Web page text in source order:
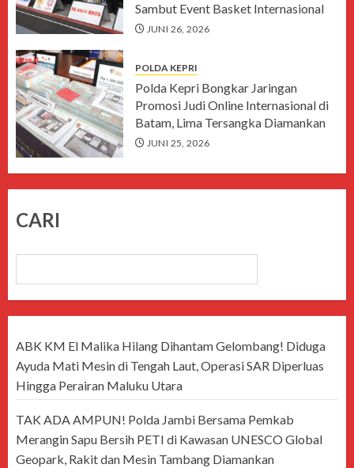
Sambut Event Basket Internasional
JUNI 26, 2026
POLDA KEPRI
Polda Kepri Bongkar Jaringan
Promosi Judi Online Internasional di
Batam, Lima Tersangka Diamankan
JUNI 25, 2026
CARI
ABK KM El Malika Hilang Dihantam Gelombang! Diduga
Ayuda Mati Mesin di Tengah Laut, Operasi SAR Diperluas
Hingga Perairan Maluku Utara
TAK ADA AMPUN! Polda Jambi Bersama Pemkab
Merangin Sapu Bersih PETI di Kawasan UNESCO Global
Geopark, Rakit dan Mesin Tambang Diamankan